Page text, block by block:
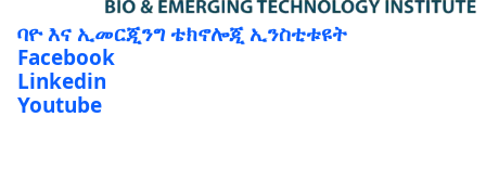
ባዮ እና ኢመርጂንግ ቴክኖሎጂ ኢንስቲቱዩት
Facebook
Linkedin
Youtube